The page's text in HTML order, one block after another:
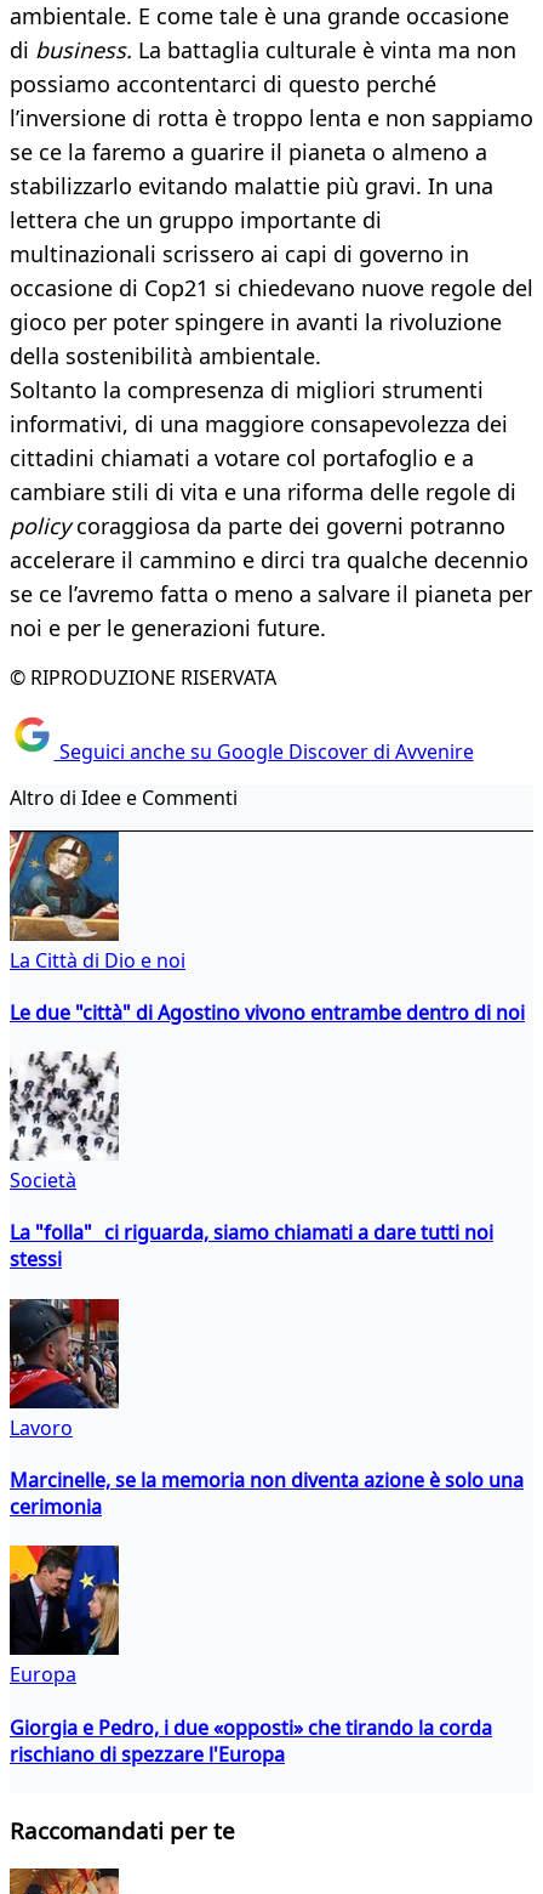
ambientale. E come tale è una grande occasione
di business. La battaglia culturale è vinta ma non
possiamo accontentarci di questo perché
l’inversione di rotta è troppo lenta e non sappiamo
se ce la faremo a guarire il pianeta o almeno a
stabilizzarlo evitando malattie più gravi. In una
lettera che un gruppo importante di
multinazionali scrissero ai capi di governo in
occasione di Cop21 si chiedevano nuove regole del
gioco per poter spingere in avanti la rivoluzione
della sostenibilità ambientale.
Soltanto la compresenza di migliori strumenti
informativi, di una maggiore consapevolezza dei
cittadini chiamati a votare col portafoglio e a
cambiare stili di vita e una riforma delle regole di
policycoraggiosa da parte dei governi potranno
accelerare il cammino e dirci tra qualche decennio
se ce l’avremo fatta o meno a salvare il pianeta per
noi e per le generazioni future.
© RIPRODUZIONE RISERVATA
Seguici anche su Google Discover di Avvenire
Altro di Idee e Commenti
La Città di Dio e noi
Le due "città" di Agostino vivono entrambe dentro di noi
Società
La "folla" ci riguarda, siamo chiamati a dare tutti noi
stessi
Lavoro
Marcinelle, se la memoria non diventa azione è solo una
cerimonia
Europa
Giorgia e Pedro, i due «opposti» che tirando la corda
rischiano di spezzare l'Europa
Raccomandati per te